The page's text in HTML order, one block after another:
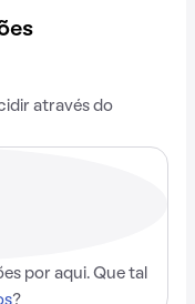
através do
por aqui. Que tal
?